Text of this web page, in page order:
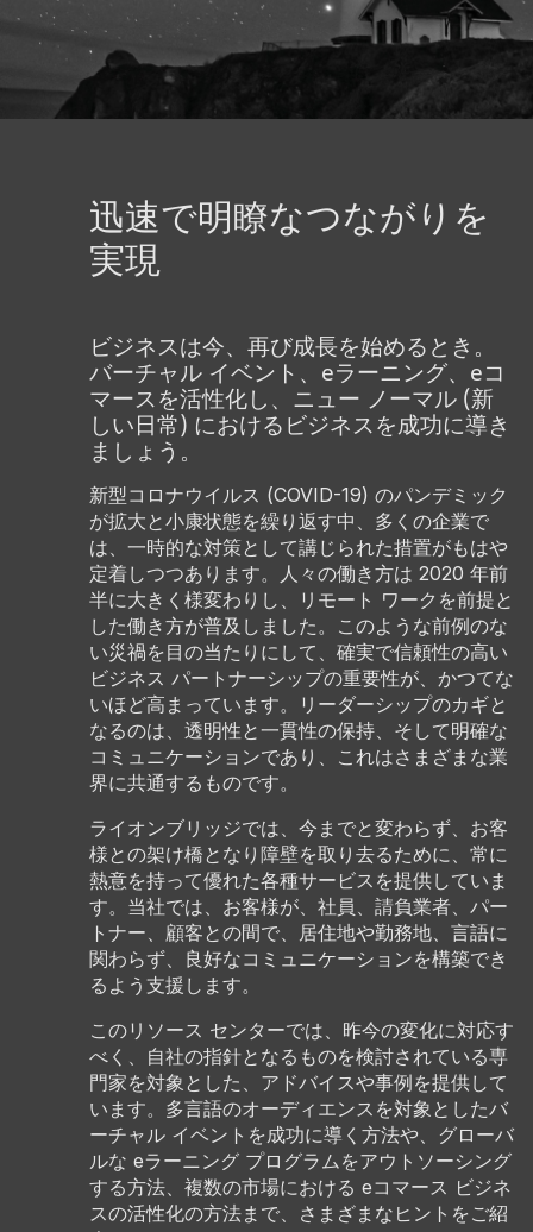
迅速で明瞭なつながりを
実現
ビジネスは今、再び成長を始めるとき。
バーチャル イベント、eラーニング、eコ
マースを活性化し、ニュー ノーマル (新
しい日常) におけるビジネスを成功に導き
ましょう。
新型コロナウイルス (COVID-19) のパンデミック
が拡大と小康状態を繰り返す中、多くの企業で
は、一時的な対策として講じられた措置がもはや
定着しつつあります。人々の働き方は 2020 年前
半に大きく様変わりし、リモート ワークを前提と
した働き方が普及しました。このような前例のな
い災禍を目の当たりにして、確実で信頼性の高い
ビジネス パートナーシップの重要性が、かつてな
いほど高まっています。リーダーシップのカギと
なるのは、透明性と一貫性の保持、そして明確な
コミュニケーションであり、これはさまざまな業
界に共通するものです。
ライオンブリッジでは、今までと変わらず、お客
様との架け橋となり障壁を取り去るために、常に
熱意を持って優れた各種サービスを提供していま
す。当社では、お客様が、社員、請負業者、パー
トナー、顧客との間で、居住地や勤務地、言語に
関わらず、良好なコミュニケーションを構築でき
るよう支援します。
このリソース センターでは、昨今の変化に対応す
べく、自社の指針となるものを検討されている専
門家を対象とした、アドバイスや事例を提供して
います。多言語のオーディエンスを対象としたバ
ーチャル イベントを成功に導く方法や、グローバ
ルな eラーニング プログラムをアウトソーシング
する方法、複数の市場における eコマース ビジネ
スの活性化の方法まで、さまざまなヒントをご紹